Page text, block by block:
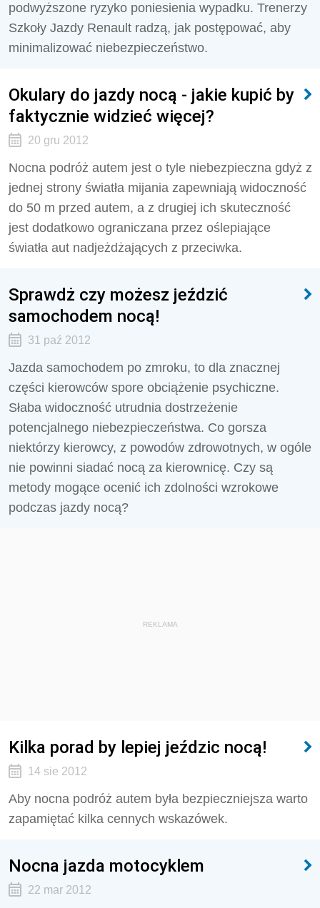
podwyższone ryzyko poniesienia wypadku. Trenerzy
Szkoły Jazdy Renault radzą, jak postępować, aby
minimalizować niebezpieczeństwo.
Okulary do jazdy nocą - jakie kupić by
faktycznie widzieć więcej?
20 gru 2012
Nocna podróż autem jest o tyle niebezpieczna gdyż z
jednej strony światła mijania zapewniają widoczność
do 50 m przed autem, a z drugiej ich skuteczność
jest dodatkowo ograniczana przez oślepiające
światła aut nadjeżdżających z przeciwka.
Sprawdż czy możesz jeździć
samochodem nocą!
31 paź 2012
Jazda samochodem po zmroku, to dla znacznej
części kierowców spore obciążenie psychiczne.
Słaba widoczność utrudnia dostrzeżenie
potencjalnego niebezpieczeństwa. Co gorsza
niektórzy kierowcy, z powodów zdrowotnych, w ogóle
nie powinni siadać nocą za kierownicę. Czy są
metody mogące ocenić ich zdolności wzrokowe
podczas jazdy nocą?
REKLAMA
Kilka porad by lepiej jeździc nocą!
14 sie 2012
Aby nocna podróż autem była bezpieczniejsza warto
zapamiętać kilka cennych wskazówek.
Nocna jazda motocyklem
22 mar 2012